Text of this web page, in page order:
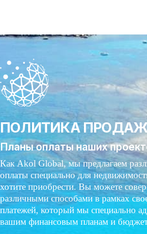
ПОЛИТИКА
Планы оплаты наших
Как Akol Global, мы предлагаем
оплаты специально для
хотите приобрести. Вы можете
различными способами в рамках
платежей, который мы специально
вашим финансовым планам и